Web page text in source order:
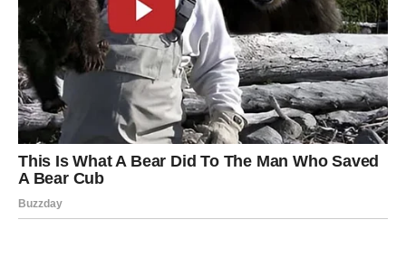
nisu znali kako će se stvari završiti.
A vi ste ostali. I borili ste se. I verovali.
KARMIČKO PORAVNANJE
Ako vas je neko potcenio – sada će videti rezultat vašeg
rada.
Ako vam je neko okrenuo leđa – sada će shvatiti šta je